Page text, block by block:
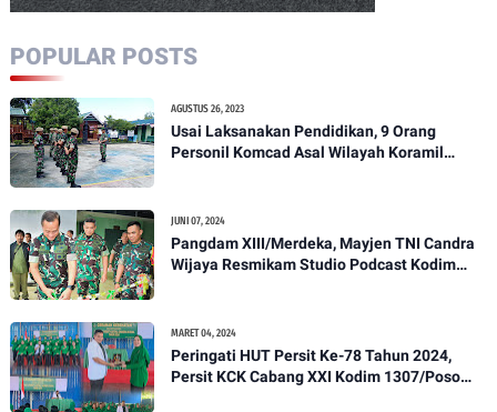
POPULAR POSTS
AGUSTUS 26, 2023
Usai Laksanakan Pendidikan, 9 Orang
Personil Komcad Asal Wilayah Koramil
JUNI 07, 2024
Pangdam XIII/Merdeka, Mayjen TNI Candra
Wijaya Resmikam Studio Podcast Kodim
MARET 04, 2024
Peringati HUT Persit Ke-78 Tahun 2024,
Persit KCK Cabang XXI Kodim 1307/Poso